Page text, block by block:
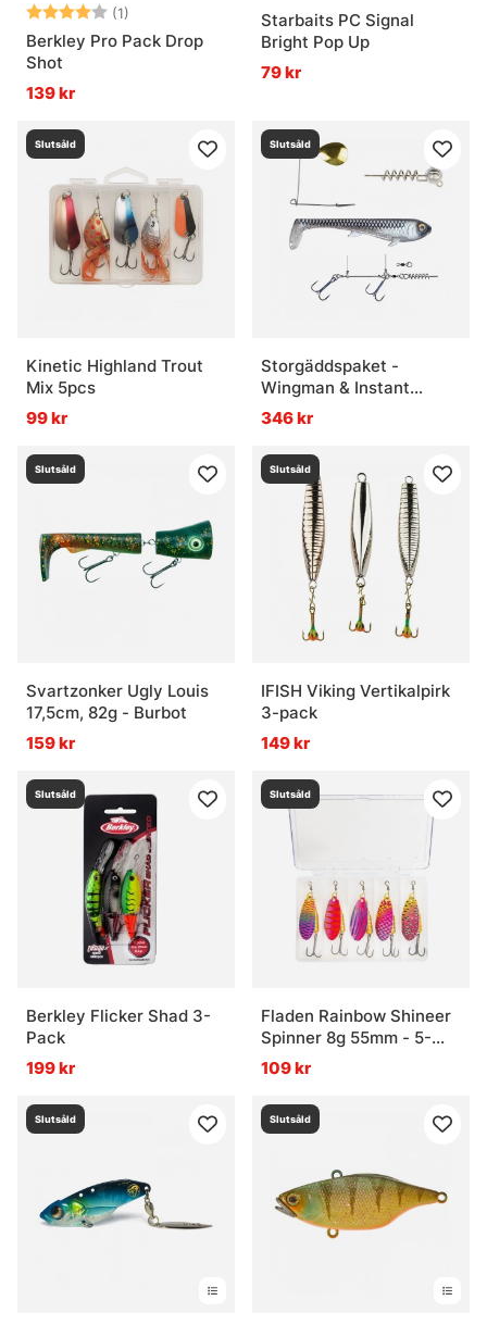
Betyg: (1)
4.0 utav 5 stjärnor
Berkley Pro Pack Drop
Shot
139 kr
Starbaits PC Signal
Bright Pop Up
79 kr
Slutsåld
Kinetic Highland Trout
Mix 5pcs
99 kr
Slutsåld
Storgäddspaket -
Wingman & Instant
Spinnerbait
346 kr
Slutsåld
Svartzonker Ugly Louis
17,5cm, 82g - Burbot
159 kr
Slutsåld
IFISH Viking Vertikalpirk
3-pack
149 kr
Slutsåld
Berkley Flicker Shad 3-
Pack
199 kr
Slutsåld
Fladen Rainbow Shineer
Spinner 8g 55mm - 5-
pack
109 kr
Slutsåld Slutsåld